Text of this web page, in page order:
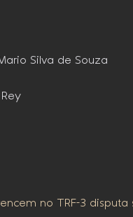
Silva de Souza
no TRF-3